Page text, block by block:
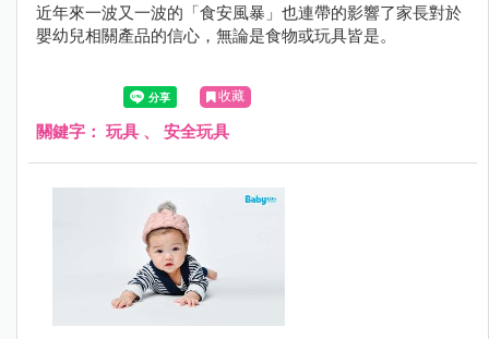
近年來一波又一波的「食安風暴」也連帶的影響了家長對於
嬰幼兒相關產品的信心，無論是食物或玩具皆是。
收藏
關鍵字： 玩具 、 安全玩具